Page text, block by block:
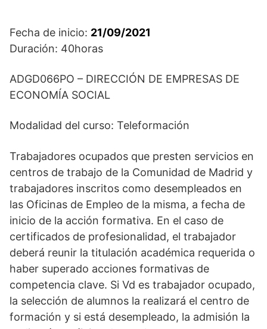
Fecha de inicio: 21/09/2021
Duración: 40horas
ADGD066PO – DIRECCIÓN DE EMPRESAS DE
ECONOMÍA SOCIAL
Modalidad del curso: Teleformación
Trabajadores ocupados que presten servicios en
centros de trabajo de la Comunidad de Madrid y
trabajadores inscritos como desempleados en
las Oficinas de Empleo de la misma, a fecha de
inicio de la acción formativa. En el caso de
certificados de profesionalidad, el trabajador
deberá reunir la titulación académica requerida o
haber superado acciones formativas de
competencia clave. Si Vd es trabajador ocupado,
la selección de alumnos la realizará el centro de
formación y si está desempleado, la admisión la